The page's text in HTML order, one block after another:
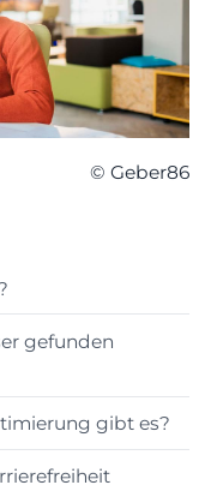
© Geber86
gefunden
gibt es?